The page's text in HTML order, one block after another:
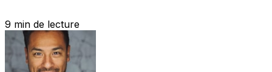
9 min de lecture